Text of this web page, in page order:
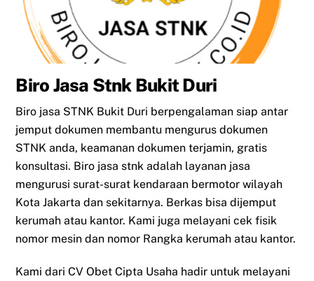
Biro Jasa Stnk Bukit Duri
Biro jasa STNK Bukit Duri berpengalaman siap antar
jemput dokumen membantu mengurus dokumen
STNK anda, keamanan dokumen terjamin, gratis
konsultasi. Biro jasa stnk adalah layanan jasa
mengurusi surat-surat kendaraan bermotor wilayah
Kota Jakarta dan sekitarnya. Berkas bisa dijemput
kerumah atau kantor. Kami juga melayani cek fisik
nomor mesin dan nomor Rangka kerumah atau kantor.
Kami dari CV Obet Cipta Usaha hadir untuk melayani